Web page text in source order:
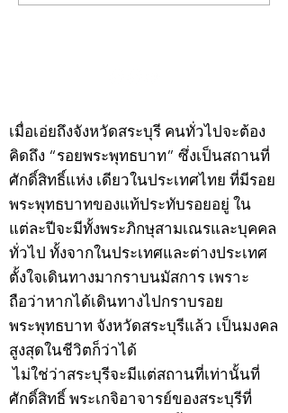
พระ"ประจำพุธที่ 29
เมื่อเอ่ยถึงจังหวัดสระบุรี คนทั่วไปจะต้อง
คิดถึง “รอยพระพุทธบาท” ซึ่งเป็นสถานที่
ศักดิ์สิทธิ์แห่ง เดียวในประเทศไทย ที่มีรอย
พระพุทธบาทของแท้ประทับรอยอยู่ ใน
แต่ละปีจะมีทั้งพระภิกษุสามเณรและบุคคล
ทั่วไป ทั้งจากในประเทศและต่างประเทศ
ตั้งใจเดินทางมากราบนมัสการ เพราะ
ถือว่าหากได้เดินทางไปกราบรอย
พระพุทธบาท จังหวัดสระบุรีแล้ว เป็นมงคล
สูงสุดในชีวิตก็ว่าได้
ไม่ใช่ว่าสระบุรีจะมีแต่สถานที่เท่านั้นที่
ศักดิ์สิทธิ์ พระเกจิอาจารย์ของสระบุรีที่